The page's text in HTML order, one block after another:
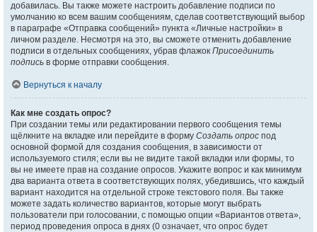
добавилась. Вы также можете настроить добавление подписи по
умолчанию ко всем вашим сообщениям, сделав соответствующий выбор
в параграфе «Отправка сообщений» пункта «Личные настройки» в
личном разделе. Несмотря на это, вы сможете отменить добавление
подписи в отдельных сообщениях, убрав флажок Присоединить
подпись в форме отправки сообщения.
Вернуться к началу
Как мне создать опрос?
При создании темы или редактировании первого сообщения темы
щёлкните на вкладке или перейдите в форму Создать опрос под
основной формой для создания сообщения, в зависимости от
используемого стиля; если вы не видите такой вкладки или формы, то
вы не имеете прав на создание опросов. Укажите вопрос и как минимум
два варианта ответа в соответствующих полях, убедившись, что каждый
вариант находится на отдельной строке текстового поля. Вы также
можете задать количество вариантов, которые могут выбрать
пользователи при голосовании, с помощью опции «Вариантов ответа»,
период проведения опроса в днях (0 означает, что опрос будет